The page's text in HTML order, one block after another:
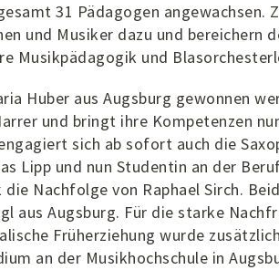
31 Pädagogen angewachsen.
und Musiker dazu und bereichern
Musikpädagogik und
Huber aus Augsburg gewonnen
und bringt ihre Kompetenzen
sich ab sofort auch die
Lipp und nun Studentin an der
Nachfolge von Raphael Sirch.
aus Augsburg. Für die starke
Früherziehung wurde
an der Musikhochschule in